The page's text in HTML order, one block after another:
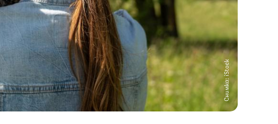
Снимка: iStock